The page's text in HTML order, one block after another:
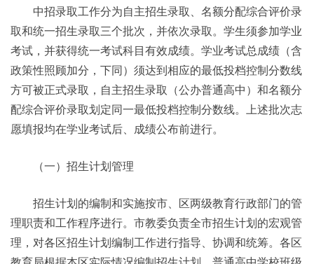
中招录取工作分为自主招生录取、名额分配综合评价录
取和统一招生录取三个批次，并依次录取。学生须参加学业
考试，并获得统一考试科目有效成绩。学业考试总成绩（含
政策性照顾加分，下同）须达到相应的最低投档控制分数线
方可被正式录取，自主招生录取（公办普通高中）和名额分
配综合评价录取划定同一最低投档控制分数线。上述批次志
愿填报均在学业考试后、成绩公布前进行。
（一）招生计划管理
招生计划的编制和实施按市、区两级教育行政部门的管
理职责和工作程序进行。市教委负责全市招生计划的宏观管
理，对各区招生计划编制工作进行指导、协调和统筹。各区